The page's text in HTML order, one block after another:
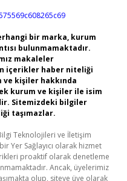
bir marka, kurum
bulunmamaktadır.
makaleler
içerikler haber niteliği
kişiler hakkında
kurum ve kişiler ile isim
Sitemizdeki bilgiler
taşımazlar.
Teknolojileri ve İletişim
Yer Sağlayıcı olarak hizmet
proaktif olarak denetleme
Ancak, üyelerimiz
olup, siteye üye olarak